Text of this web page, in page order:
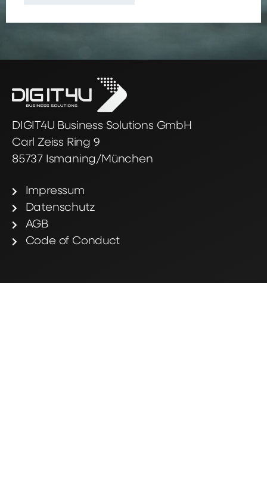
DIGIT4U Business Solutions GmbH
Carl Zeiss Ring 9
85737 Ismaning/München
Impressum
Datenschutz
AGB
Code of Conduct